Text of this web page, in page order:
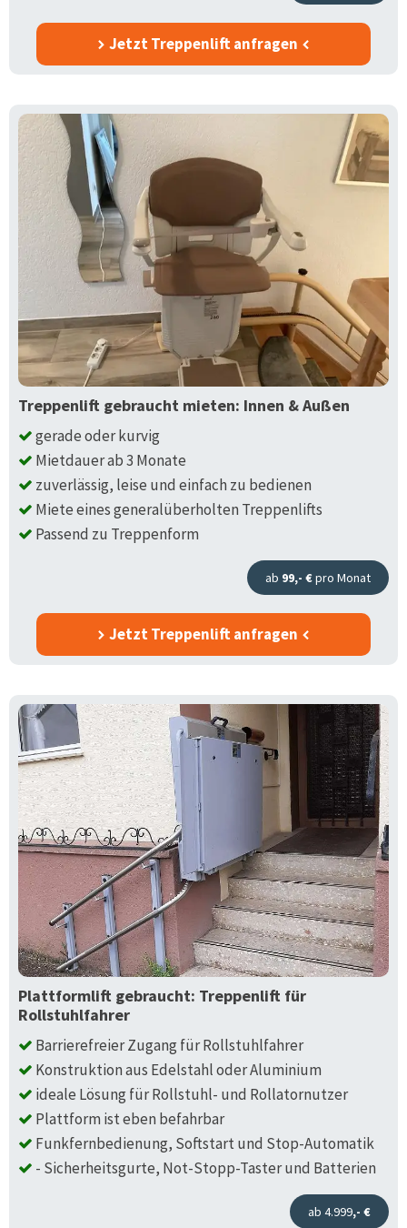
Jetzt Treppenlift anfragen
Treppenlift gebraucht mieten: Innen & Außen
gerade oder kurvig
Mietdauer ab 3 Monate
zuverlässig, leise und einfach zu bedienen
Miete eines generalüberholten Treppenlifts
Passend zu Treppenform
ab 99,- €pro Monat
Jetzt Treppenlift anfragen
Plattformlift gebraucht: Treppenlift für
Rollstuhlfahrer
Barrierefreier Zugang für Rollstuhlfahrer
Konstruktion aus Edelstahl oder Aluminium
ideale Lösung für Rollstuhl- und Rollatornutzer
Plattform ist eben befahrbar
Funkfernbedienung, Softstart und Stop-Automatik
- Sicherheitsgurte, Not-Stopp-Taster und Batterien
ab 4.999,- €